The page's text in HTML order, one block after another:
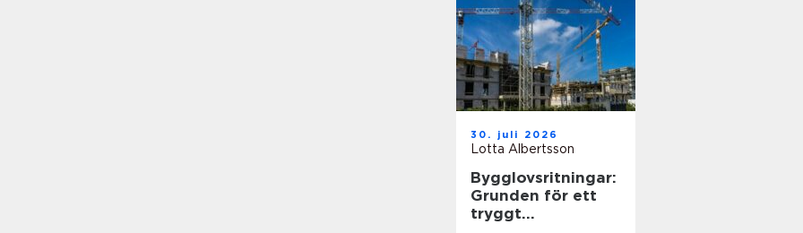
30. juli 2026
Lotta Albertsson
Bygglovsritningar:
Grunden för ett
tryggt